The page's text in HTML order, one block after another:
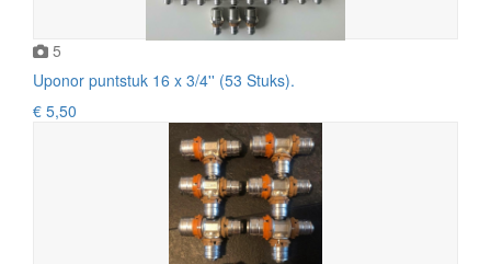
5
Uponor puntstuk 16 x 3/4'' (53 Stuks).
€ 5,50